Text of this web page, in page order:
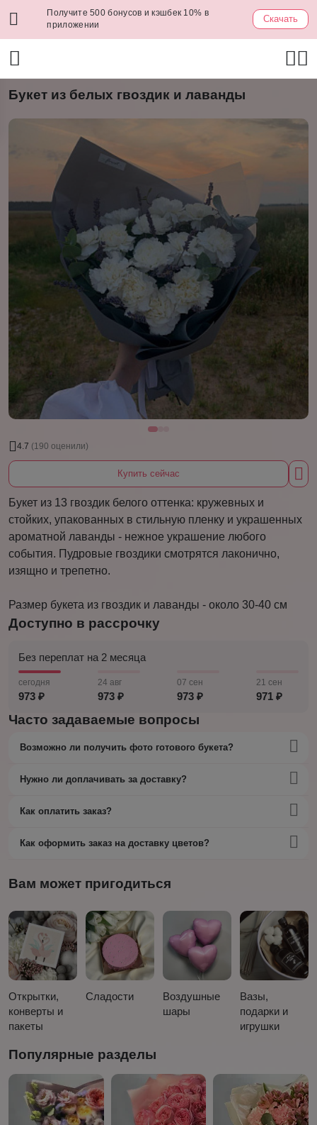
Получите 500 бонусов и кэшбек 10% в
приложении
Скачать
Букет из белых гвоздик и лаванды
4.7 (190 оценили)
Купить сейчас
Букет из 13 гвоздик белого оттенка: кружевных и
стойких, упакованных в стильную пленку и украшенных
ароматной лаванды - нежное украшение любого
события. Пудровые гвоздики смотрятся лаконично,
изящно и трепетно.
Размер букета из гвоздик и лаванды - около 30-40 см
Доступно в рассрочку
Без переплат на 2 месяца
сегодня
973 ₽
24 авг
973 ₽
07 сен
973 ₽
21 сен
971 ₽
Часто задаваемые вопросы
Возможно ли получить фото готового букета?
Нужно ли доплачивать за доставку?
Как оплатить заказ?
Как оформить заказ на доставку цветов?
Вам может пригодиться
Открытки,
конверты и
пакеты
Сладости
Воздушные
шары
Вазы,
подарки и
игрушки
Популярные разделы